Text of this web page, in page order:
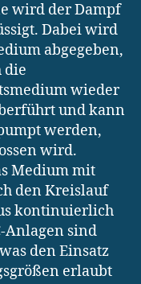
wird der Dampf
Dabei wird
abgegeben,
die
wieder
und kann
werden,
wird.
Medium mit
den Kreislauf
kontinuierlich
Anlagen sind
den Einsatz
erlaubt